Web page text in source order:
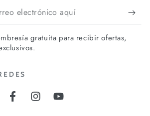
gratuita para recibir ofertas,
FacebookInstagramYouTube